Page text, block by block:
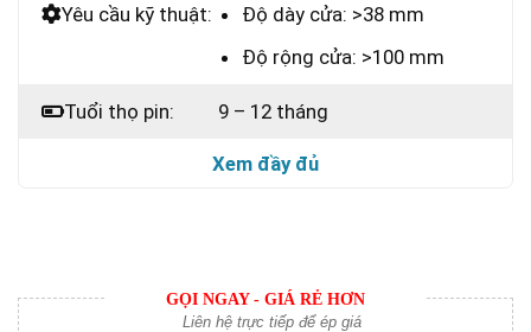
Yêu cầu kỹ thuật:
Độ dày cửa: >38 mm
Độ rộng cửa: >100 mm
Tuổi thọ pin: 9 – 12 tháng
Xem đầy đủ
GỌI NGAY - GIÁ RẺ HƠN
Liên hệ trực tiếp để ép giá